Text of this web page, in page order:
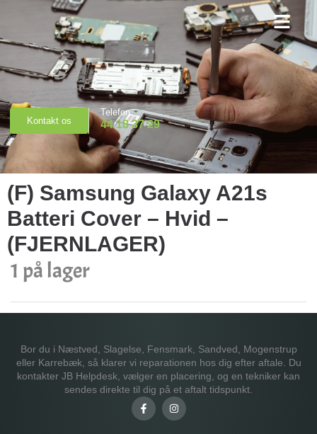
Kontakt os
Telefon
44 18 37 29
(F) Samsung Galaxy A21s
Batteri Cover – Hvid –
(FJERNLAGER)
1 på lager
Bor du i Næstved, Slagelse, Fensmark, Sandved, Mogenstrup
eller Karrebæk, så klarer vi reparationen hos dig efter aftale. Du
kontakter JB Helpdesk, vælger en placering, og en tekniker kan
sendes direkte til dig på et aftalt tidspunkt.